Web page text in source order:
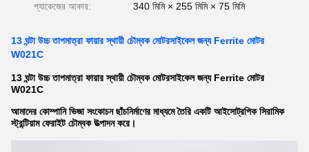
প্যাকেজের আকার: 340 মিমি × 255 মিমি × 75 মিমি
13 ঘন্টা উচ্চ তাপমাত্রা ফায়ার স্থায়ী চৌম্বক মোটরসাইকেল জন্য Ferrite মোটর
W021C
13 ঘন্টা উচ্চ তাপমাত্রা ফায়ার স্থায়ী চৌম্বক মোটরসাইকেল জন্য Ferrite মোটর
W021C
আমাদের কোম্পানি ভিজা সংকোচন ছাঁচনির্মাণের মাধ্যমে তৈরি একটি আইসোট্রপিক সিরামিক
স্ট্রন্টিয়াম ফেরাইট চৌম্বক উত্পাদন করে।